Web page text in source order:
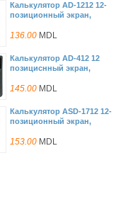
Калькулятор AD-1212 12-
позиционный экран,
136.00 MDL
Калькулятор AD-412 12
позициснный экран,
двойная память
145.00 MDL
Калькулятор ASD-1712 12-
позиционный экран,
память
153.00 MDL